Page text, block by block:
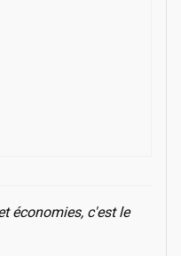
économies, c'est le